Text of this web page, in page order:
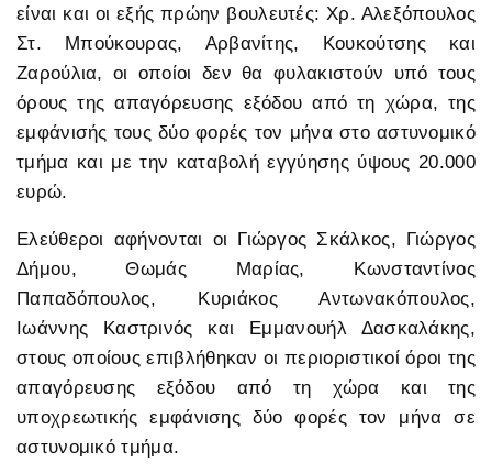
είναι και οι εξής πρώην βουλευτές: Χρ. Αλεξόπουλος
Στ. Μπούκουρας, Αρβανίτης, Κουκούτσης και
Ζαρούλια, οι οποίοι δεν θα φυλακιστούν υπό τους
όρους της απαγόρευσης εξόδου από τη χώρα, της
εμφάνισής τους δύο φορές τον μήνα στο αστυνομικό
τμήμα και με την καταβολή εγγύησης ύψους 20.000
ευρώ.
Ελεύθεροι αφήνονται οι Γιώργος Σκάλκος, Γιώργος
Δήμου, Θωμάς Μαρίας, Κωνσταντίνος
Παπαδόπουλος, Κυριάκος Αντωνακόπουλος,
Ιωάννης Καστρινός και Εμμανουήλ Δασκαλάκης,
στους οποίους επιβλήθηκαν οι περιοριστικοί όροι της
απαγόρευσης εξόδου από τη χώρα και της
υποχρεωτικής εμφάνισης δύο φορές τον μήνα σε
αστυνομικό τμήμα.